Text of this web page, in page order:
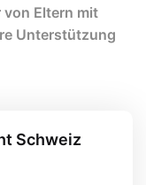
Eltern mit
Unterstützung
Schweiz